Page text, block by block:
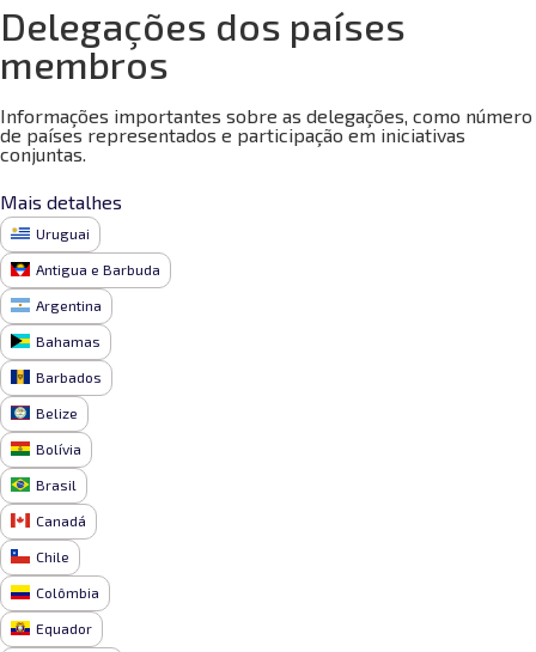
Delegações dos países
membros
Informações importantes sobre as delegações, como número
de países representados e participação em iniciativas
conjuntas.
Mais detalhes
Uruguai
Antigua e Barbuda
Argentina
Bahamas
Barbados
Belize
Bolívia
Brasil
Canadá
Chile
Colômbia
Equador